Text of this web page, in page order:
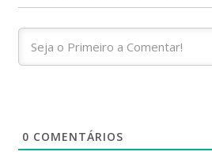
0 COMENTÁRIOS